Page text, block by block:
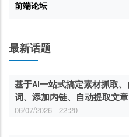
前端论坛
最新话题
基于AI一站式搞定素材抓取
词、添加内链、自动提取文
06/07/2026 - 22:20